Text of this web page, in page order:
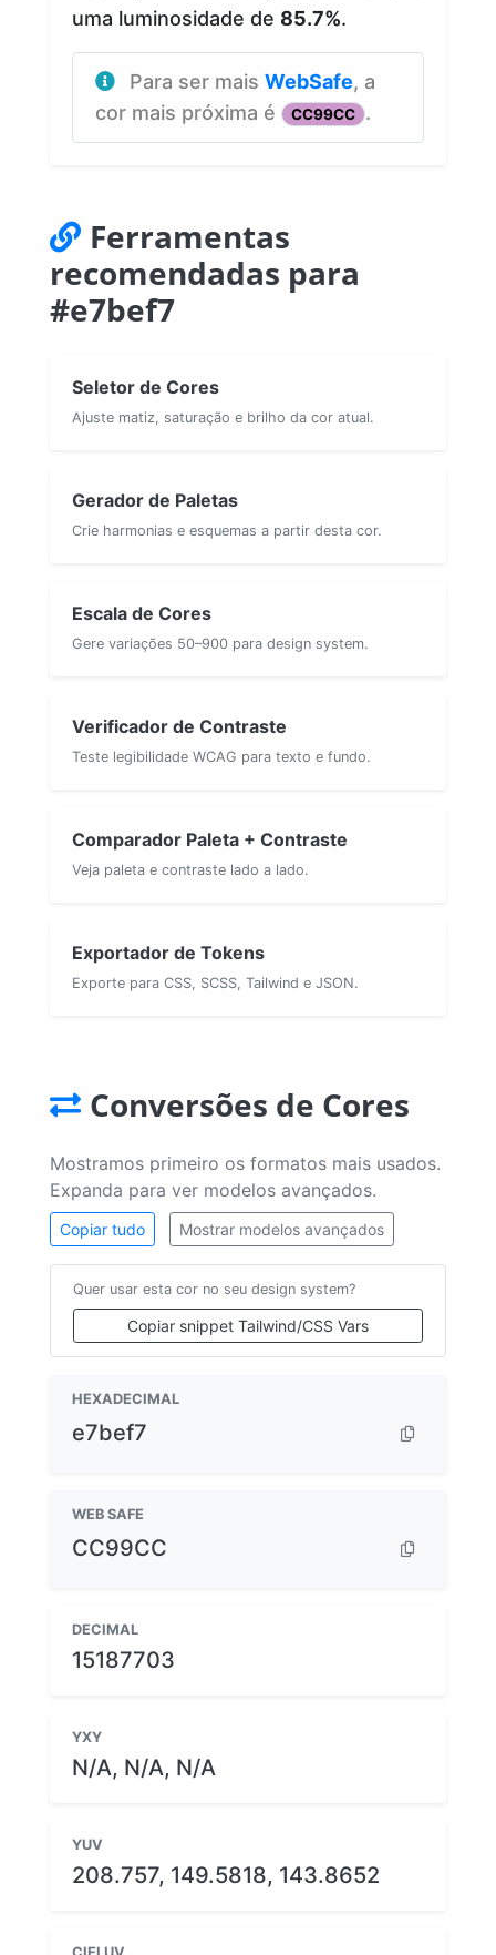
uma luminosidade de 85.7%.
Para ser mais WebSafe, a
cor mais próxima é
CC99CC .
Ferramentas
recomendadas para
#e7bef7
Seletor de Cores
Ajuste matiz, saturação e brilho da cor atual.
Gerador de Paletas
Crie harmonias e esquemas a partir desta cor.
Escala de Cores
Gere variações 50–900 para design system.
Verificador de Contraste
Teste legibilidade WCAG para texto e fundo.
Comparador Paleta + Contraste
Veja paleta e contraste lado a lado.
Exportador de Tokens
Exporte para CSS, SCSS, Tailwind e JSON.
Conversões de Cores
Mostramos primeiro os formatos mais usados.
Expanda para ver modelos avançados.
Copiar tudo Mostrar modelos avançados
Quer usar esta cor no seu design system?
Copiar snippet Tailwind/CSS Vars
HEXADECIMAL
e7bef7
WEB SAFE
CC99CC
DECIMAL
15187703
YXY
N/A, N/A, N/A
YUV
208.757, 149.5818, 143.8652
CIELUV